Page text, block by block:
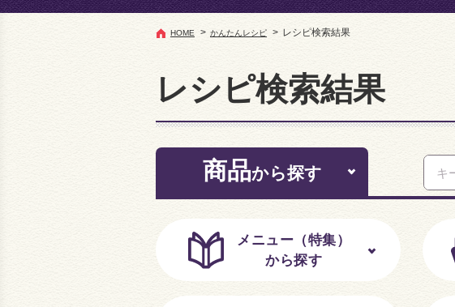
HOME > かんたんレシピ > レシピ検索結果
レシピ検索結果
商品から探す
メニュー（特集）
から探す